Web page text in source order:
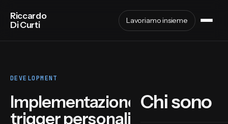
Riccardo
Di Curti
Lavoriamo insieme
Chi sono
DEVELOPMENT
Implementazione di un
trigger personalizzato di